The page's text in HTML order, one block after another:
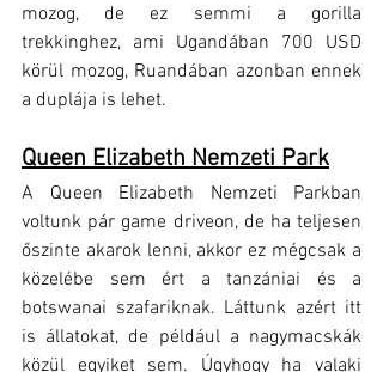
mozog, de ez semmi a gorilla
trekkinghez, ami Ugandában 700 USD
körül mozog, Ruandában azonban ennek
a duplája is lehet.
Queen Elizabeth Nemzeti Park
A Queen Elizabeth Nemzeti Parkban
voltunk pár game driveon, de ha teljesen
őszinte akarok lenni, akkor ez mégcsak a
közelébe sem ért a tanzániai és a
botswanai szafariknak. Láttunk azért itt
is állatokat, de például a nagymacskák
közül egyiket sem. Úgyhogy ha valaki